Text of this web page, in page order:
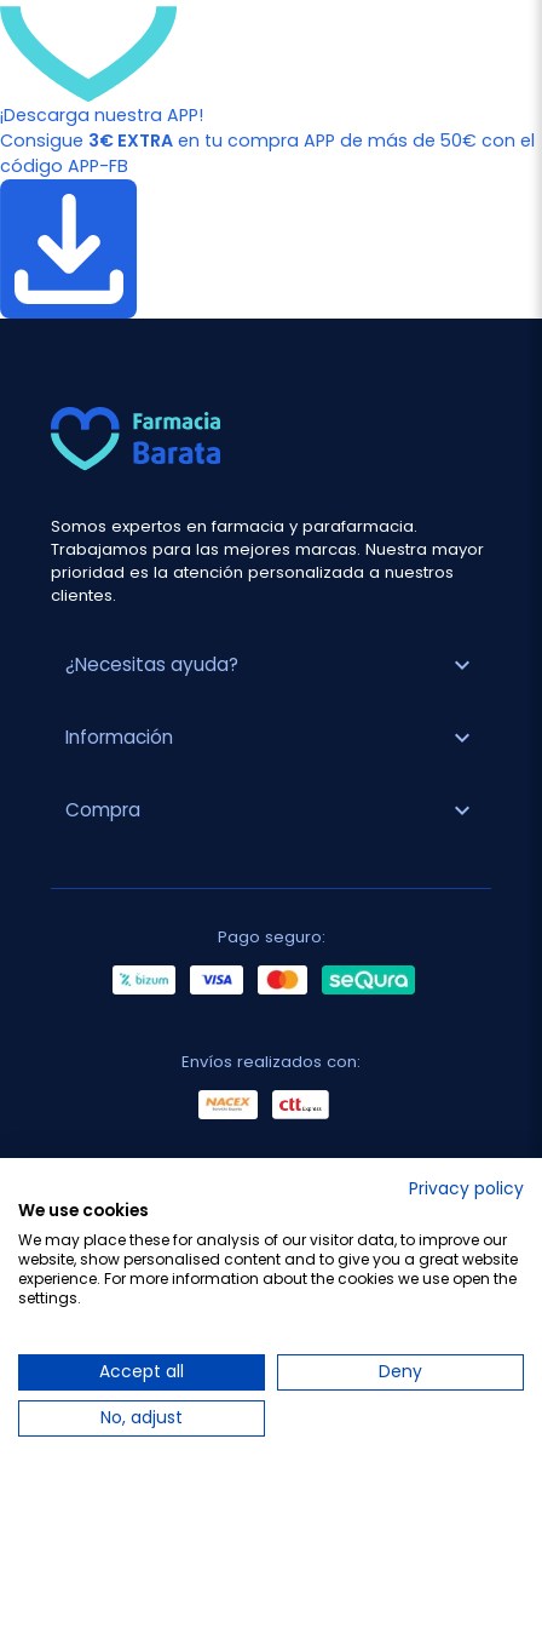
¡Descarga nuestra APP!
Consigue 3€ EXTRA en tu compra APP de más de 50€ con el
código APP-FB
Somos expertos en farmacia y parafarmacia.
Trabajamos para las mejores marcas. Nuestra mayor
prioridad es la atención personalizada a nuestros
clientes.
¿Necesitas ayuda? expand_more
Información expand_more
Compra expand_more
Pago seguro:
Envíos realizados con:
Privacy policy
We use cookies
We may place these for analysis of our visitor data, to improve our
website, show personalised content and to give you a great website
experience. For more information about the cookies we use open the
settings.
Accept all
Deny
No, adjust